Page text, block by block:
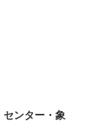
センター・象